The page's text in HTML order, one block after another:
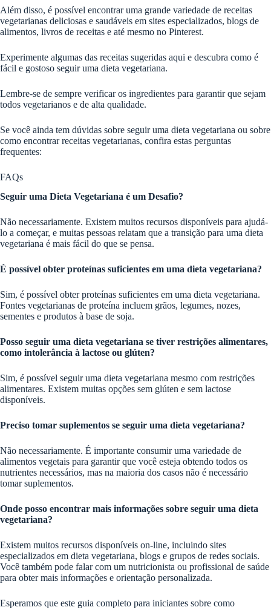
Além disso, é possível encontrar uma grande variedade de receitas
vegetarianas deliciosas e saudáveis em sites especializados, blogs de
alimentos, livros de receitas e até mesmo no Pinterest.
Experimente algumas das receitas sugeridas aqui e descubra como é
fácil e gostoso seguir uma dieta vegetariana.
Lembre-se de sempre verificar os ingredientes para garantir que sejam
todos vegetarianos e de alta qualidade.
Se você ainda tem dúvidas sobre seguir uma dieta vegetariana ou sobre
como encontrar receitas vegetarianas, confira estas perguntas
frequentes:
FAQs
Seguir uma Dieta Vegetariana é um Desafio?
Não necessariamente. Existem muitos recursos disponíveis para ajudá-
lo a começar, e muitas pessoas relatam que a transição para uma dieta
vegetariana é mais fácil do que se pensa.
É possível obter proteínas suficientes em uma dieta vegetariana?
Sim, é possível obter proteínas suficientes em uma dieta vegetariana.
Fontes vegetarianas de proteína incluem grãos, legumes, nozes,
sementes e produtos à base de soja.
Posso seguir uma dieta vegetariana se tiver restrições alimentares,
como intolerância à lactose ou glúten?
Sim, é possível seguir uma dieta vegetariana mesmo com restrições
alimentares. Existem muitas opções sem glúten e sem lactose
disponíveis.
Preciso tomar suplementos se seguir uma dieta vegetariana?
Não necessariamente. É importante consumir uma variedade de
alimentos vegetais para garantir que você esteja obtendo todos os
nutrientes necessários, mas na maioria dos casos não é necessário
tomar suplementos.
Onde posso encontrar mais informações sobre seguir uma dieta
vegetariana?
Existem muitos recursos disponíveis on-line, incluindo sites
especializados em dieta vegetariana, blogs e grupos de redes sociais.
Você também pode falar com um nutricionista ou profissional de saúde
para obter mais informações e orientação personalizada.
Esperamos que este guia completo para iniciantes sobre como